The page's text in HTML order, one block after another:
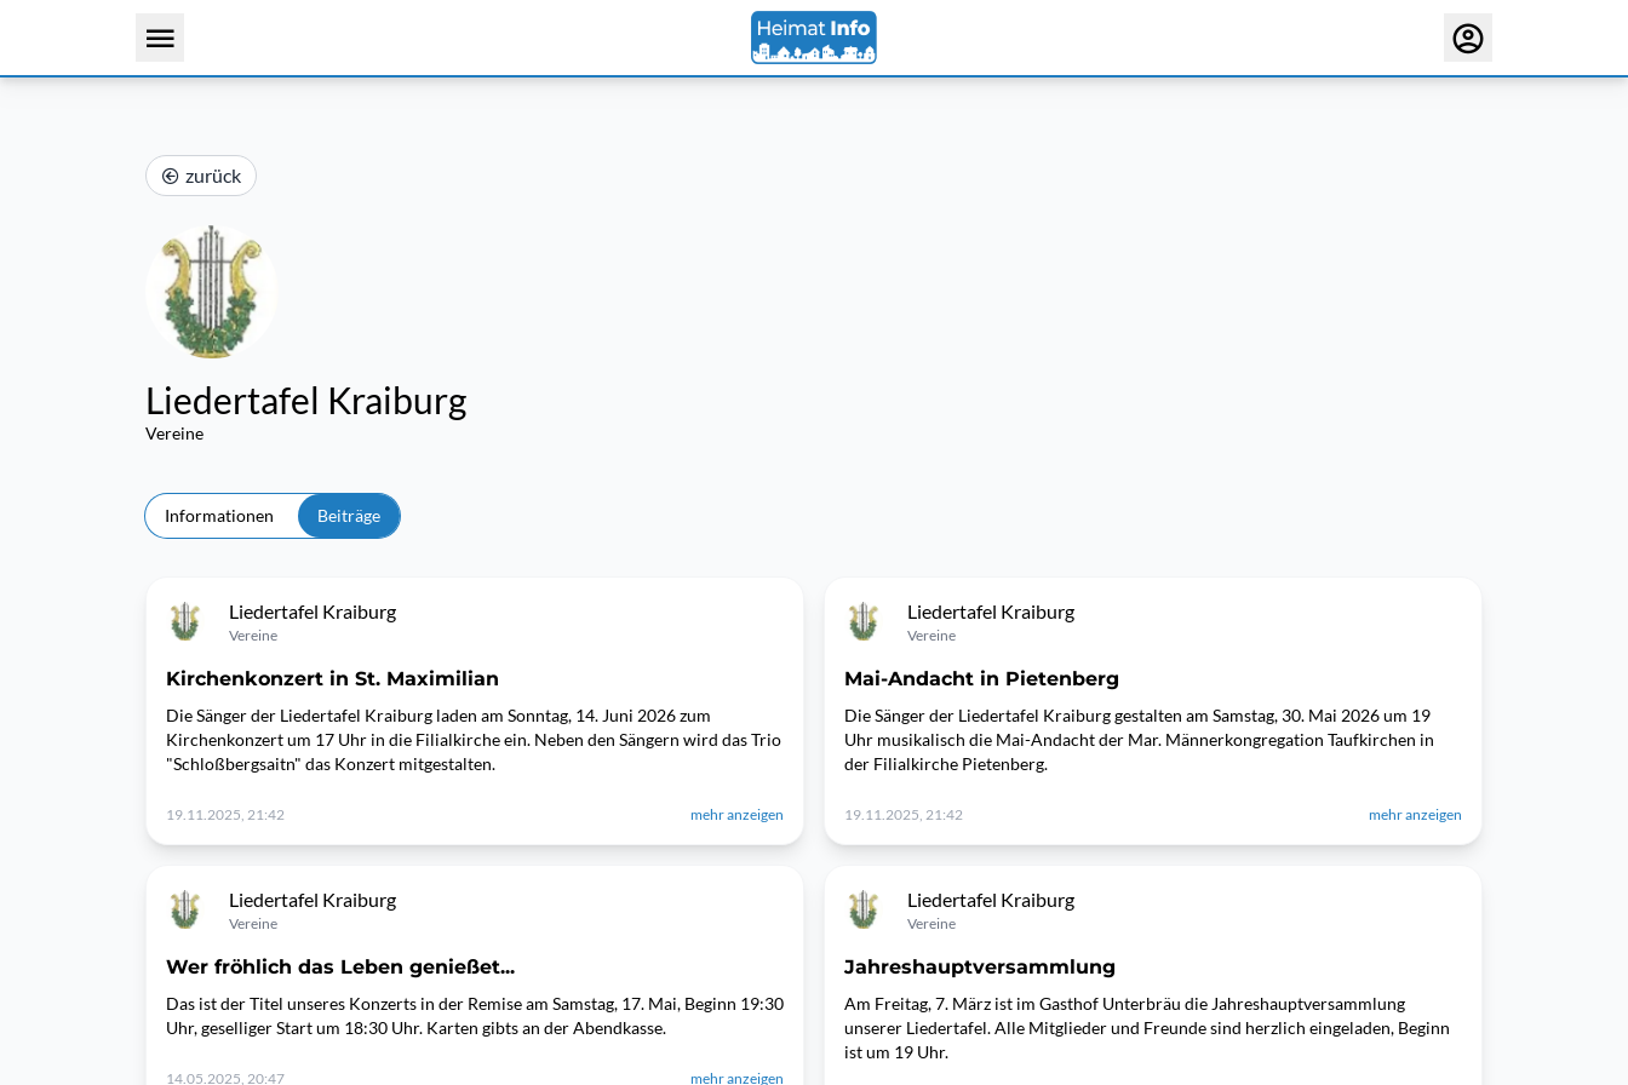
zurück
Liedertafel Kraiburg
Vereine
Informationen Beiträge
Liedertafel Kraiburg
Vereine
Kirchenkonzert in St. Maximilian
Die Sänger der Liedertafel Kraiburg laden am Sonntag, 14. Juni 2026 zum
Kirchenkonzert um 17 Uhr in die Filialkirche ein. Neben den Sängern wird das Trio
"Schloßbergsaitn" das Konzert mitgestalten.
19.11.2025, 21:42 mehr anzeigen
Liedertafel Kraiburg
Vereine
Wer fröhlich das Leben genießet...
Das ist der Titel unseres Konzerts in der Remise am Samstag, 17. Mai, Beginn 19:30
Uhr, geselliger Start um 18:30 Uhr. Karten gibts an der Abendkasse.
14.05.2025, 20:47 mehr anzeigen
Liedertafel Kraiburg
Vereine
Mai-Andacht in Pietenberg
Die Sänger der Liedertafel Kraiburg gestalten am Samstag, 30. Mai 2026 um 19
Uhr musikalisch die Mai-Andacht der Mar. Männerkongregation Taufkirchen in
der Filialkirche Pietenberg.
19.11.2025, 21:42 mehr anzeigen
Liedertafel Kraiburg
Vereine
Jahreshauptversammlung
Am Freitag, 7. März ist im Gasthof Unterbräu die Jahreshauptversammlung
unserer Liedertafel. Alle Mitglieder und Freunde sind herzlich eingeladen, Beginn
ist um 19 Uhr.